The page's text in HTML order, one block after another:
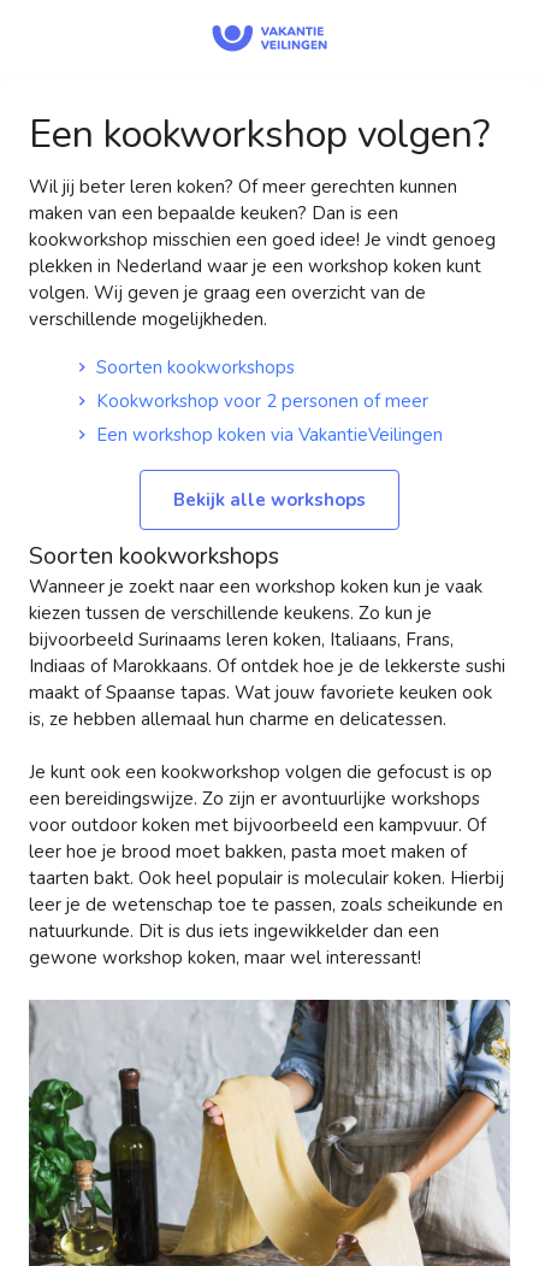
Een kookworkshop volgen?
Wil jij beter leren koken? Of meer gerechten kunnen
maken van een bepaalde keuken? Dan is een
kookworkshop misschien een goed idee! Je vindt genoeg
plekken in Nederland waar je een workshop koken kunt
volgen. Wij geven je graag een overzicht van de
verschillende mogelijkheden.
Soorten kookworkshops
Kookworkshop voor 2 personen of meer
Een workshop koken via VakantieVeilingen
Bekijk alle workshops
Soorten kookworkshops
Wanneer je zoekt naar een workshop koken kun je vaak
kiezen tussen de verschillende keukens. Zo kun je
bijvoorbeeld Surinaams leren koken, Italiaans, Frans,
Indiaas of Marokkaans. Of ontdek hoe je de lekkerste sushi
maakt of Spaanse tapas. Wat jouw favoriete keuken ook
is, ze hebben allemaal hun charme en delicatessen.
Je kunt ook een kookworkshop volgen die gefocust is op
een bereidingswijze. Zo zijn er avontuurlijke workshops
voor outdoor koken met bijvoorbeeld een kampvuur. Of
leer hoe je brood moet bakken, pasta moet maken of
taarten bakt. Ook heel populair is moleculair koken. Hierbij
leer je de wetenschap toe te passen, zoals scheikunde en
natuurkunde. Dit is dus iets ingewikkelder dan een
gewone workshop koken, maar wel interessant!